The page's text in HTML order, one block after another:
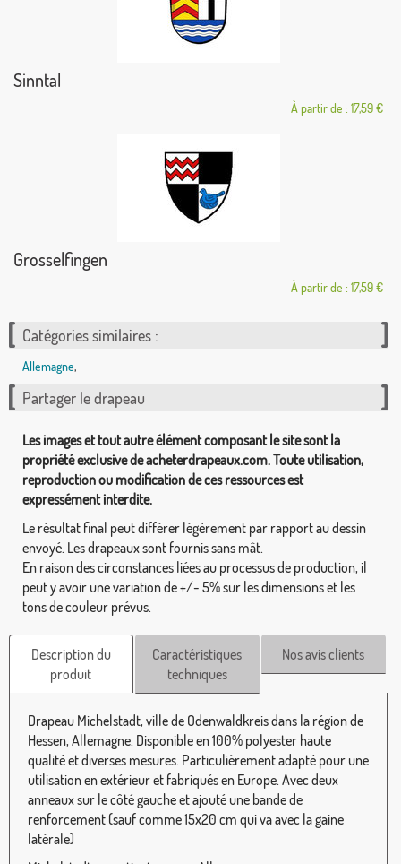
Sinntal
À partir de : 17,59 €
Grosselfingen
À partir de : 17,59 €
Catégories similaires :
Allemagne,
Partager le drapeau
Les images et tout autre élément composant le site sont la
propriété exclusive de acheterdrapeaux.com. Toute utilisation,
reproduction ou modification de ces ressources est
expressément interdite.
Le résultat final peut différer légèrement par rapport au dessin
envoyé. Les drapeaux sont fournis sans mât.
En raison des circonstances liées au processus de production, il
peut y avoir une variation de +/- 5% sur les dimensions et les
tons de couleur prévus.
Description du
produit
Caractéristiques
techniques
Nos avis clients
Drapeau Michelstadt, ville de Odenwaldkreis dans la région de
Hessen, Allemagne. Disponible en 100% polyester haute
qualité et diverses mesures. Particulièrement adapté pour une
utilisation en extérieur et fabriqués en Europe. Avec deux
anneaux sur le côté gauche et ajouté une bande de
renforcement (sauf comme 15x20 cm qui va avec la gaine
latérale)